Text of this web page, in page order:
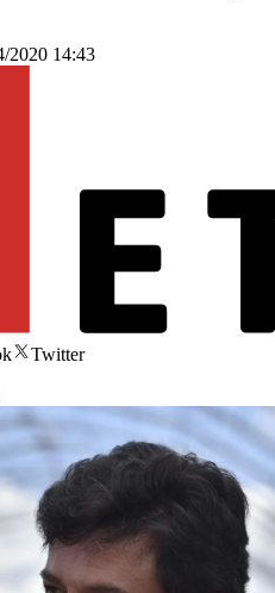
2020 14:43
Twitter